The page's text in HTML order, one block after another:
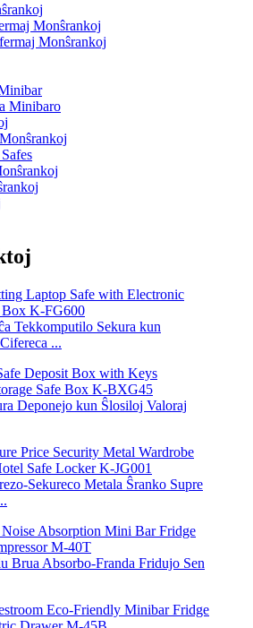
Monŝrankoj
Monŝrankoj
Minibaro
Tekkomputilo Sekura kun
...
Deponejo kun Ŝlosiloj Valoraj
Sekureco Metala Ŝranko Supre
Brua Absorbo-Franda Fridujo Sen